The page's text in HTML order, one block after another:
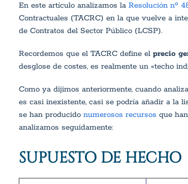
En este artículo analizamos la Resolución nº
Contractuales (TACRC) en la que vuelve a
de Contratos del Sector Público (LCSP).
Recordemos que el TACRC define el precio
desglose de costes, es realmente un «techo
Como ya dijimos anteriormente, cuando
es casi inexistente, casi se podría añadir a la
se han producido numerosos recursos que
analizamos seguidamente:
SUPUESTO DE HECHO